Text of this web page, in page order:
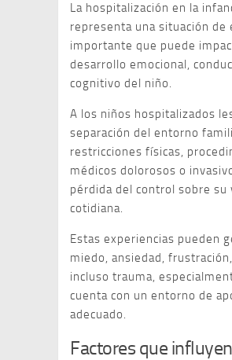
La hospitalización en la
representa una situación de
importante que puede
desarrollo emocional,
cognitivo del niño.
A los niños hospitalizados
separación del entorno
restricciones físicas,
médicos dolorosos o
pérdida del control sobre su
cotidiana.
Estas experiencias pueden
miedo, ansiedad,
incluso trauma,
cuenta con un entorno de
adecuado.
Factores que